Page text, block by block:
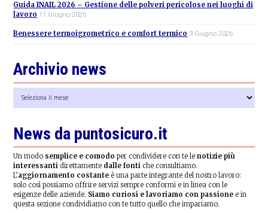
Guida INAIL 2026 – Gestione delle polveri pericolose nei luoghi di
lavoro 11 Giugno 2026
Benessere termoigrometrico e comfort termico 3 Giugno 2026
Archivio news
news
News da puntosicuro.it
Un modo semplice e comodo per condividere con te lenotizie più
interessanti direttamente dalle fonti che consultiamo.
L’aggiornamento costante è una parte integrante del nostro lavoro:
solo così possiamo offrire servizi sempre conformi e in linea con le
esigenze delle aziende. Siamo curiosi e lavoriamo con passione e in
questa sezione condividiamo con te tutto quello che impariamo.